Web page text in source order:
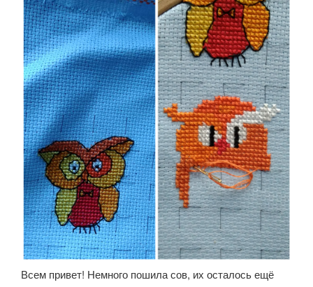
Всем привет! Немного пошила сов, их осталось ещё